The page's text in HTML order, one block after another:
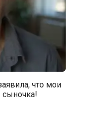
что мои
сыночка!